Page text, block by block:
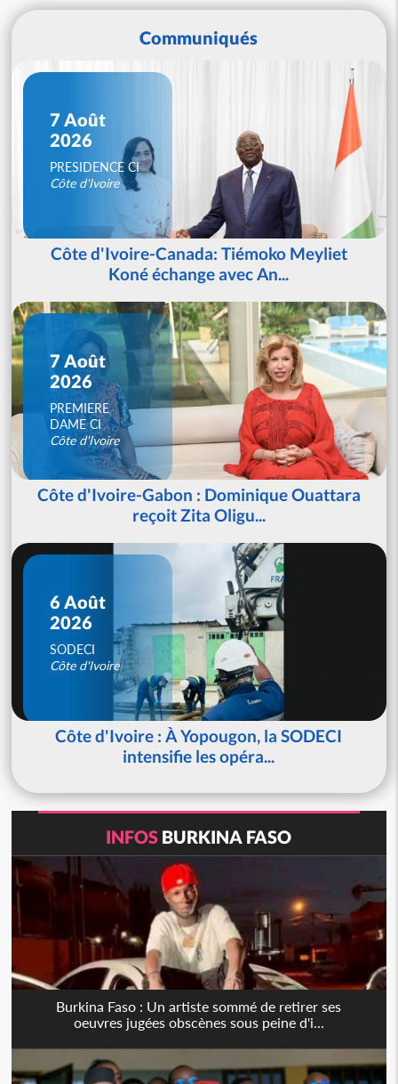
Communiqués
7 Août
2026
PRESIDENCE CI
Côte d'Ivoire
Côte d'Ivoire-Canada: Tiémoko Meyliet
Koné échange avec An...
7 Août
2026
PREMIERE
DAME CI
Côte d'Ivoire
Côte d'Ivoire-Gabon : Dominique Ouattara
reçoit Zita Oligu...
6 Août
2026
SODECI
Côte d'Ivoire
Côte d'Ivoire : À Yopougon, la SODECI
intensifie les opéra...
INFOS BURKINA FASO
Burkina Faso : Un artiste sommé de retirer ses
oeuvres jugées obscènes sous peine d'i...